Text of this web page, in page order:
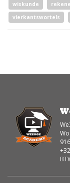
wiskunde
vierkantswortels